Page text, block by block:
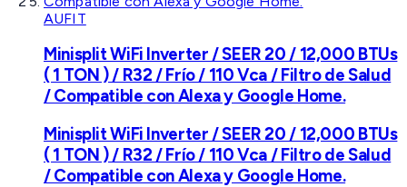
AUFIT
Minisplit WiFi Inverter / SEER 20 / 12,000 BTUs
( 1 TON ) / R32 / Frío / 110 Vca / Filtro de Salud
/ Compatible con Alexa y Google Home.
Minisplit WiFi Inverter / SEER 20 / 12,000 BTUs
( 1 TON ) / R32 / Frío / 110 Vca / Filtro de Salud
/ Compatible con Alexa y Google Home.